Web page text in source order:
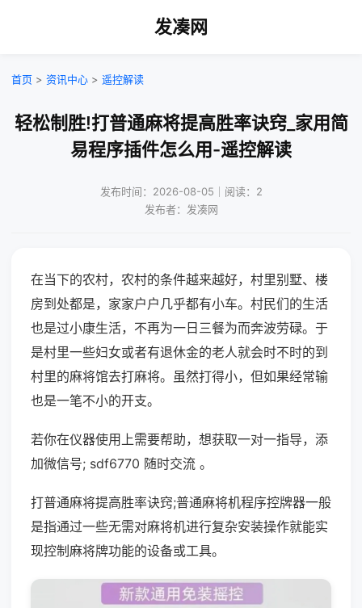
发凑网
首页 > 资讯中心 > 遥控解读
轻松制胜!打普通麻将提高胜率诀窍_家用简
易程序插件怎么用-遥控解读
发布时间：2026-08-05｜阅读：2
发布者：发凑网
在当下的农村，农村的条件越来越好，村里别墅、楼
房到处都是，家家户户几乎都有小车。村民们的生活
也是过小康生活，不再为一日三餐为而奔波劳碌。于
是村里一些妇女或者有退休金的老人就会时不时的到
村里的麻将馆去打麻将。虽然打得小，但如果经常输
也是一笔不小的开支。
若你在仪器使用上需要帮助，想获取一对一指导，添
加微信号; sdf6770 随时交流 。
打普通麻将提高胜率诀窍;普通麻将机程序控牌器一般
是指通过一些无需对麻将机进行复杂安装操作就能实
现控制麻将牌功能的设备或工具。